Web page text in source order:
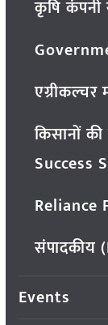
कृषि
किसानों
Success
Reliance
संपादकीय
Events